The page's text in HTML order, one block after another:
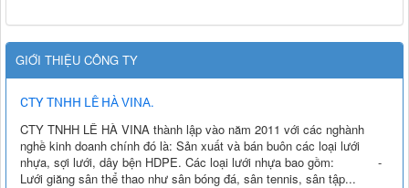
GIỚI THIỆU CÔNG TY
CTY TNHH LÊ HÀ VINA.
CTY TNHH LÊ HÀ VINA thành lập vào năm 2011 với các nghành
nghề kinh doanh chính đó là: Sản xuất và bán buôn các loại lưới
nhựa, sợi lưới, dây bện HDPE. Các loại lưới nhựa bao gồm: -
Lưới giăng sân thể thao như sân bóng đá, sân tennis, sân tập...